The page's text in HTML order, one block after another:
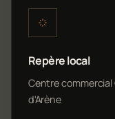
Repère local
Centre
d'Arène